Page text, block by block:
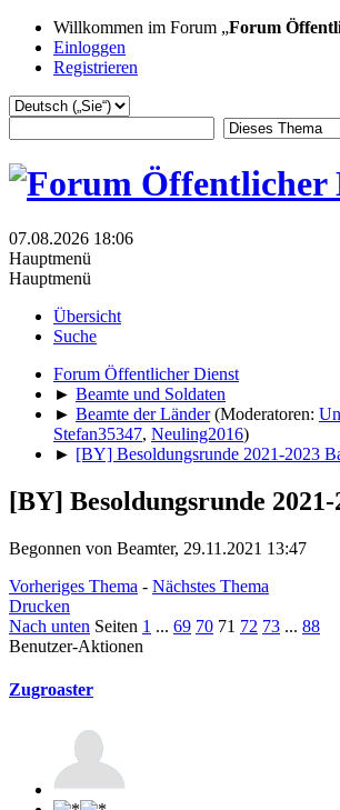
Willkommen im Forum „Forum
Einloggen
Registrieren
07.08.2026 18:06
Hauptmenü
Hauptmenü
Übersicht
Suche
Forum Öffentlicher Dienst
► Beamte und Soldaten
► Beamte der Länder (Moderatoren:
Stefan35347, Neuling2016)
► [BY] Besoldungsrunde 2021-2023
[BY] Besoldungsrunde
Begonnen von Beamter, 29.11.2021 13:47
Vorheriges Thema - Nächstes Thema
Drucken
Nach unten Seiten 1 ... 69 70 71 72 73 ... 88
Benutzer-Aktionen
Zugroaster